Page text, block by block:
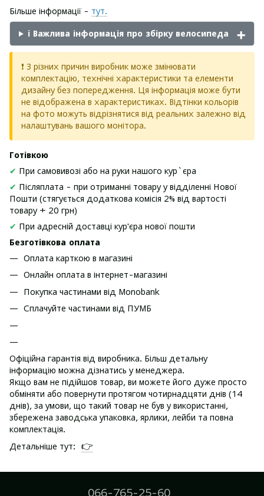
Більше інформації - тут.
ℹ️ Важлива інформація про збірку велосипеда
❗ З різних причин виробник може змінювати
комплектацію, технічні характеристики та елементи
дизайну без попередження. Ця інформація може бути
не відображена в характеристиках. Відтінки кольорів
на фото можуть відрізнятися від реальних залежно від
налаштувань вашого монітора.
Готівкою
✔ При самовивозі або на руки нашого кур`єра
✔ Післяплата - при отриманні товару у відділенні Нової
Пошти (стягується додаткова комісія 2% від вартості
товару + 20 грн)
✔ При адресній доставці кур'єра нової пошти
Безготівкова оплата
Оплата карткою в магазині
Онлайн оплата в інтернет-магазині
Покупка частинами від Monobank
Сплачуйте частинами від ПУМБ
Офіційна гарантія від виробника. Більш детальну
інформацію можна дізнатись у менеджера.
Якщо вам не підійшов товар, ви можете його дуже просто
обміняти або повернути протягом чотирнадцяти днів (14
днів), за умови, що такий товар не був у використанні,
збережена заводська упаковка, ярлики, лейби та повна
комплектація.
Детальніше тут:
👉
066-765-25-60